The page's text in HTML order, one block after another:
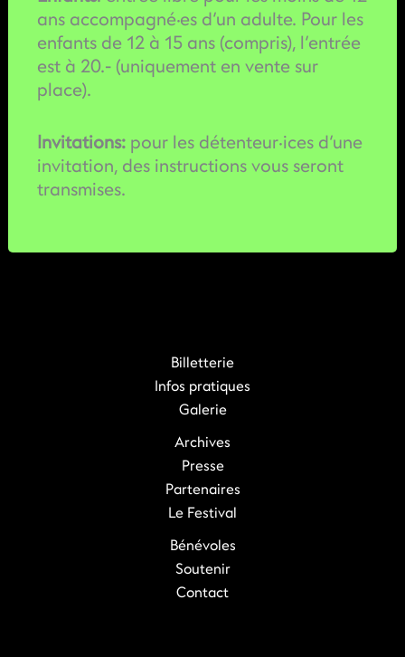
ans accompagné·es d’un adulte. Pour les
enfants de 12 à 15 ans (compris), l’entrée
est à 20.- (uniquement en vente sur
place).
Invitations:pour les détenteur·ices d’une
invitation, des instructions vous seront
transmises.
Billetterie
Infos pratiques
Galerie
Archives
Presse
Partenaires
Le Festival
Bénévoles
Soutenir
Contact